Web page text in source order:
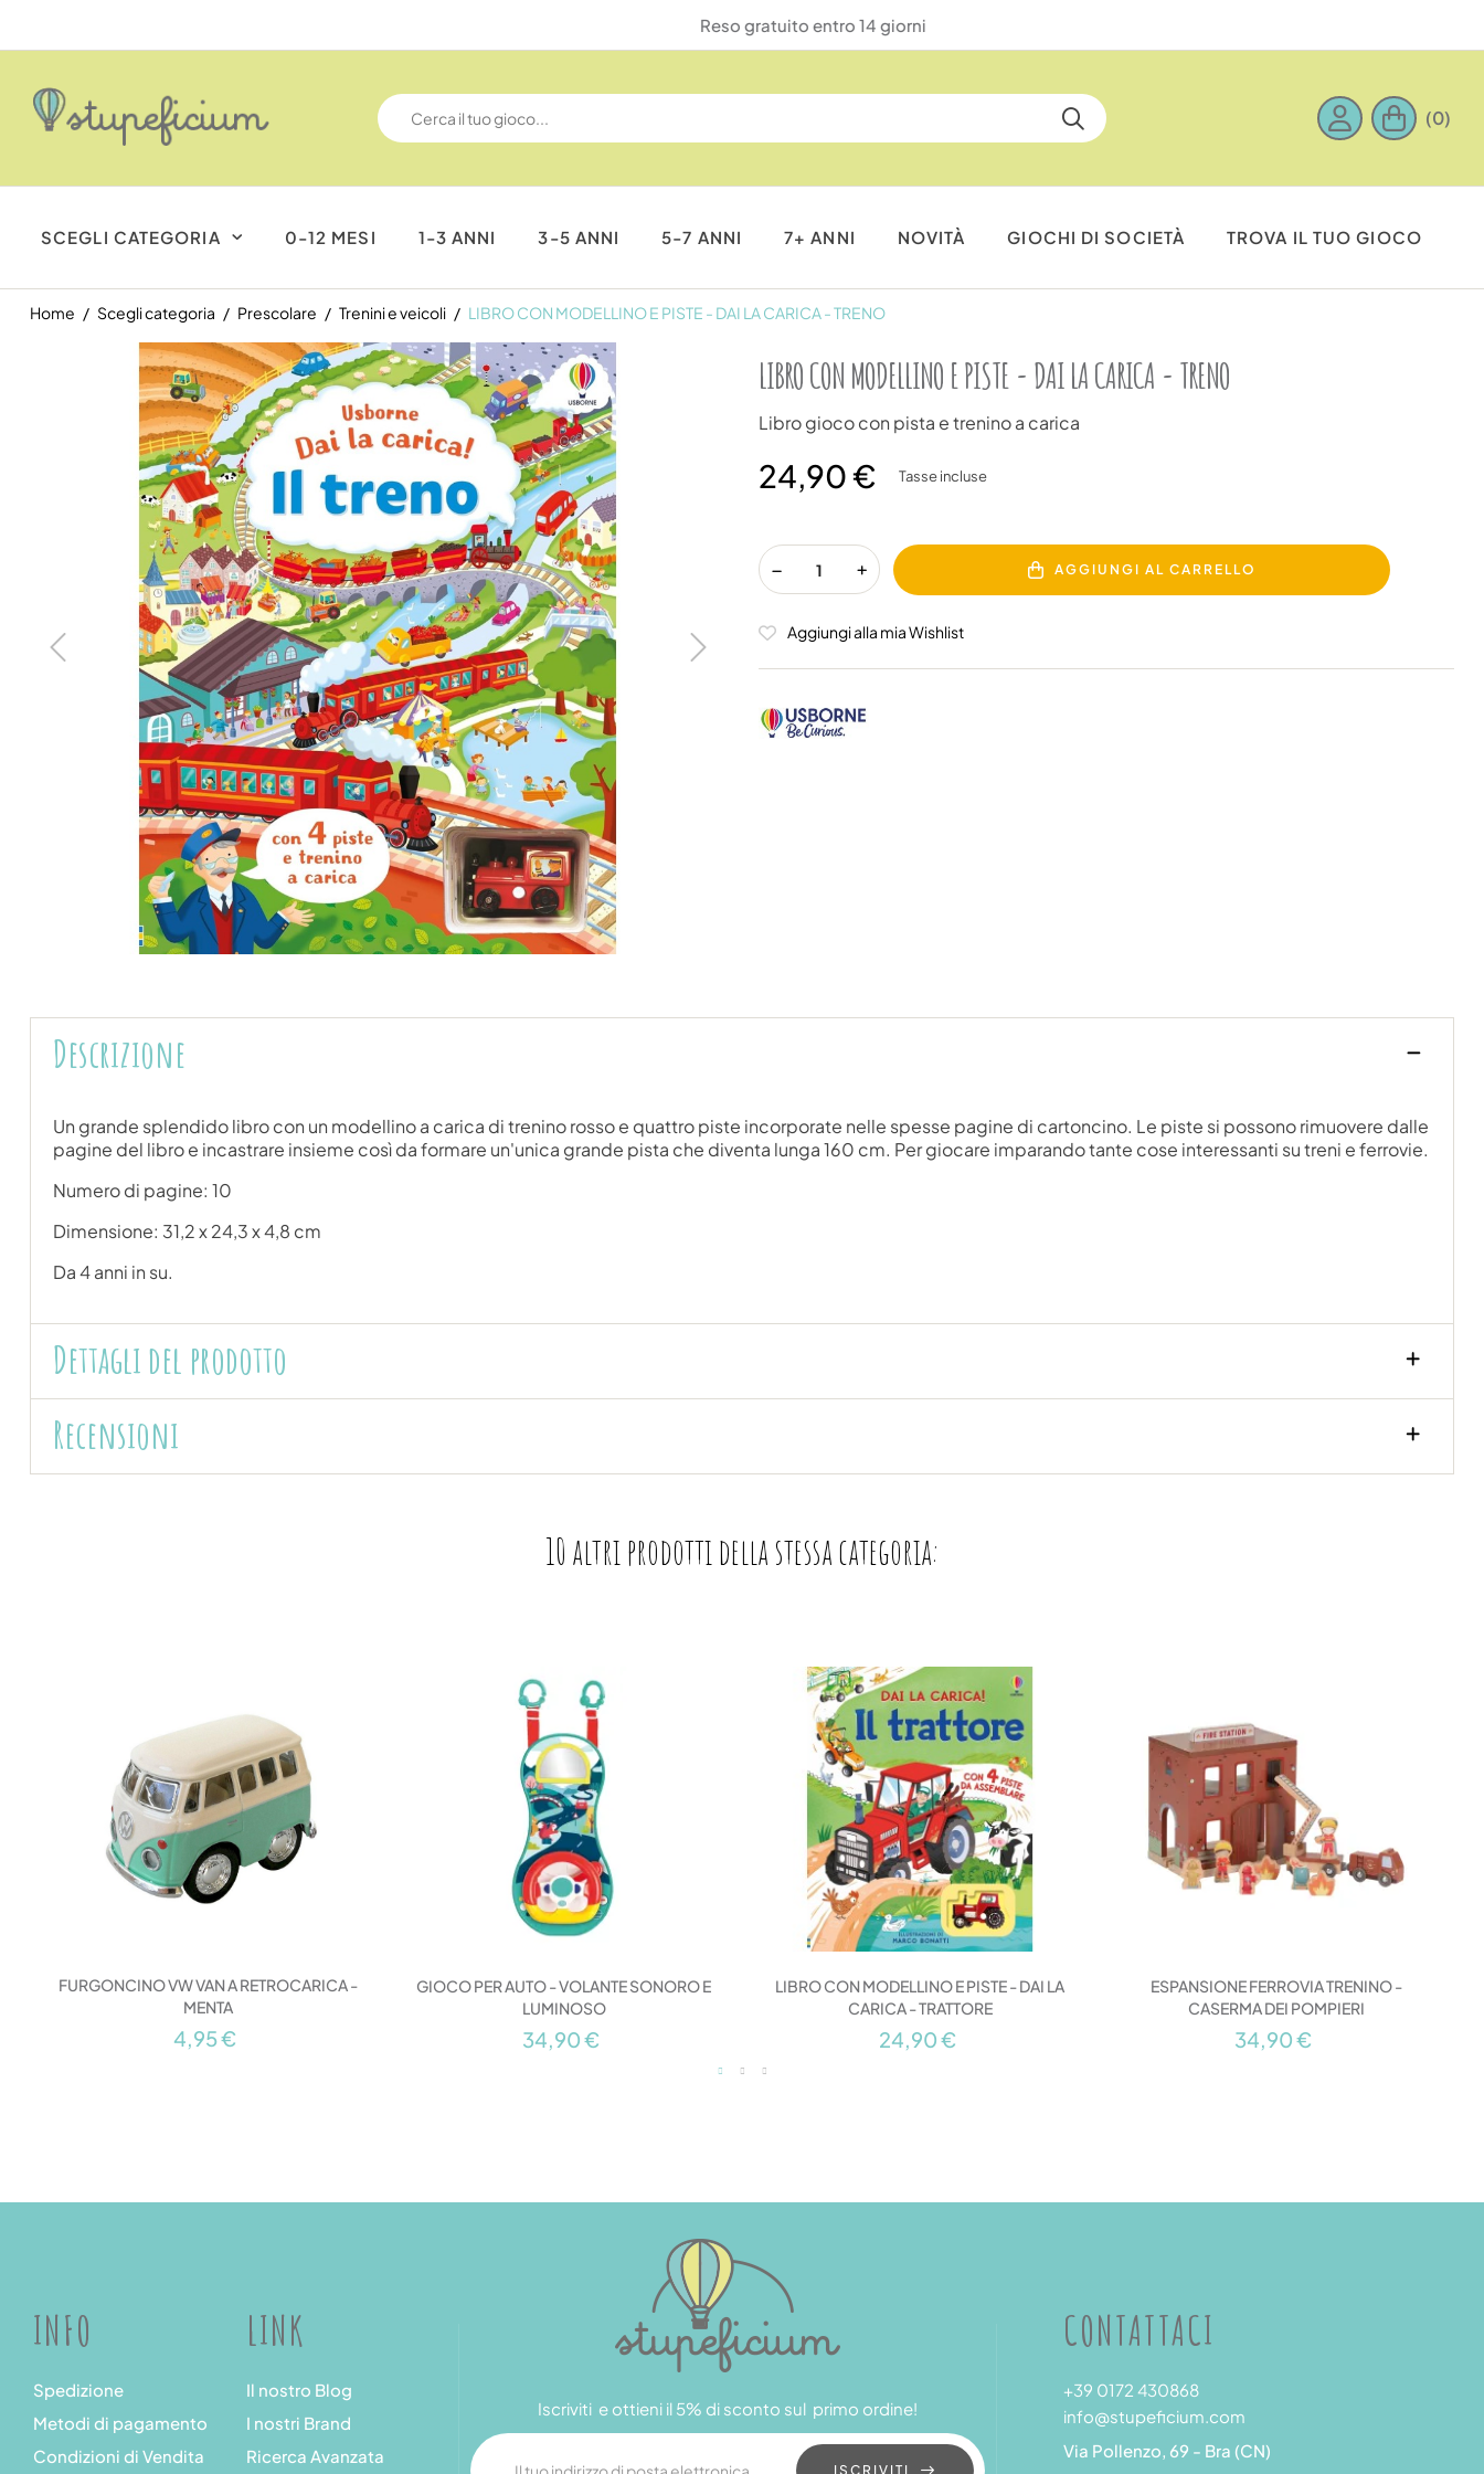
Reso gratuito entro 14 giorni
(0)
SCEGLI CATEGORIA 0-12 MESI 1-3 ANNI 3-5 ANNI 5-7 ANNI 7+ ANNI NOVITÀ GIOCHI DI SOCIETÀ TROVA IL TUO GIOCO
Home Scegli categoria Prescolare Trenini e veicoli LIBRO CON MODELLINO E PISTE - DAI LA CARICA - TRENO
LIBRO CON MODELLINO E PISTE - DAI LA CARICA - TRENO
Libro gioco con pista e trenino a carica
24,90 € Tasse incluse
AGGIUNGI AL CARRELLO
Aggiungi alla mia Wishlist
Descrizione
Un grande splendido libro con un modellino a carica di trenino rosso e quattro piste incorporate nelle spesse pagine di cartoncino. Le piste si possono rimuovere dalle
pagine del libro e incastrare insieme così da formare un'unica grande pista che diventa lunga 160 cm. Per giocare imparando tante cose interessanti su treni e ferrovie.
Numero di pagine: 10
Dimensione: 31,2 x 24,3 x 4,8 cm
Da 4 anni in su.
Dettagli del prodotto
Recensioni
10 altri prodotti della stessa categoria:
FURGONCINO VW VAN A RETROCARICA -
MENTA
4,95 €
GIOCO PER AUTO - VOLANTE SONORO E
LUMINOSO
34,90 €
LIBRO CON MODELLINO E PISTE - DAI LA
CARICA - TRATTORE
24,90 €
ESPANSIONE FERROVIA TRENINO -
CASERMA DEI POMPIERI
34,90 €
INFO
Spedizione
Metodi di pagamento
Condizioni di Vendita
LINK
Il nostro Blog
I nostri Brand
Ricerca Avanzata
Iscriviti e ottieni il 5% di sconto sul primo ordine!
ISCRIVITI
CONTATTACI
+39 0172 430868
info@stupeficium.com
Via Pollenzo, 69 - Bra (CN)